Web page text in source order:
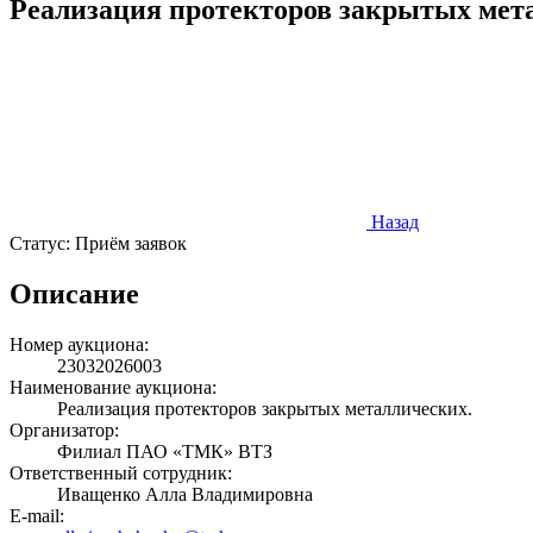
Реализация протекторов закрытых
Назад
Статус: Приём заявок
Описание
Номер аукциона:
23032026003
Наименование аукциона:
Реализация протекторов закрытых металлических.
Организатор:
Филиал ПАО «ТМК» ВТЗ
Ответственный сотрудник:
Иващенко Алла Владимировна
E-mail: